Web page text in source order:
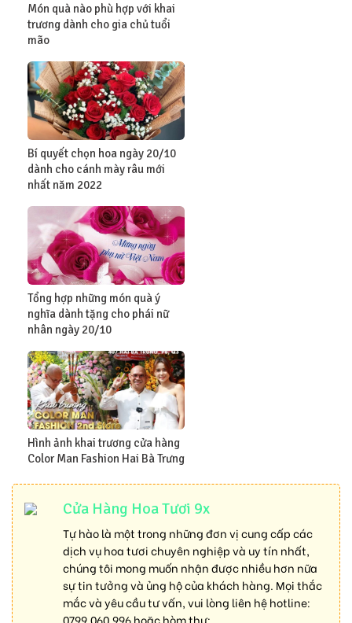
Món quà nào phù hợp với khai
trương dành cho gia chủ tuổi
mão
Bí quyết chọn hoa ngày 20/10
dành cho cánh mày râu mới
nhất năm 2022
Tổng hợp những món quà ý
nghĩa dành tặng cho phái nữ
nhân ngày 20/10
Hình ảnh khai trương cửa hàng
Color Man Fashion Hai Bà Trưng
Cửa Hàng Hoa Tươi 9x
Tự hào là một trong những đơn vị cung cấp các
dịch vụ hoa tươi chuyên nghiệp và uy tín nhất,
chúng tôi mong muốn nhận được nhiều hơn nữa
sự tin tưởng và ủng hộ của khách hàng. Mọi thắc
mắc và yêu cầu tư vấn, vui lòng liên hệ hotline:
0799.060.996hoặc hòm thư: